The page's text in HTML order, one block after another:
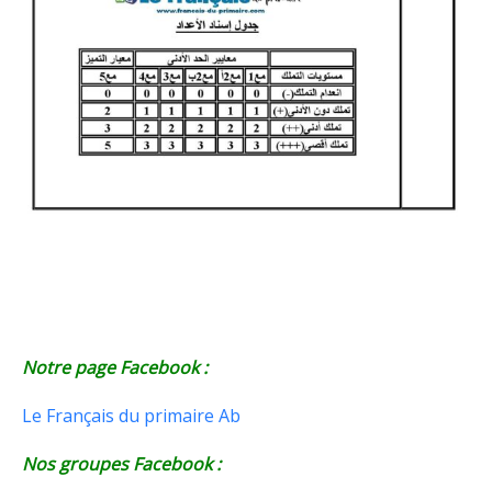
Notre page Facebook :
Le Français du primaire Ab
Nos groupes Facebook :